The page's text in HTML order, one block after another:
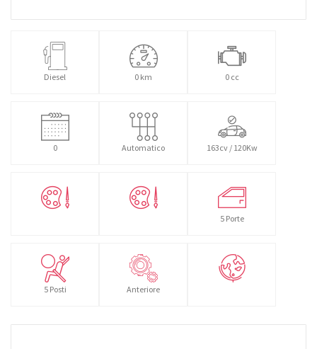
Diesel 0 km 0 cc
0 Automatico 163cv / 120Kw
5 Porte
5 Posti Anteriore